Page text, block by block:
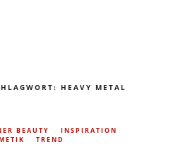
HEAVY METAL
BEAUTY
INSPIRATION
TREND